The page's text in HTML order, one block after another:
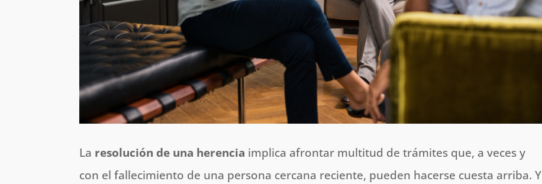
La resolución de una herencia implica afrontar multitud de trámites que, a veces y
con el fallecimiento de una persona cercana reciente, pueden hacerse cuesta arriba. Y